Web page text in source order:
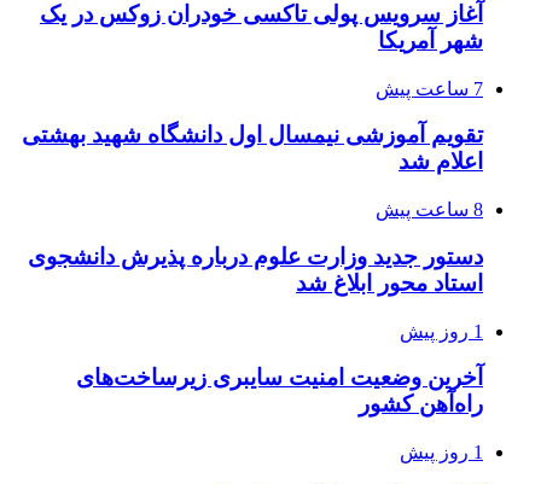
آغاز سرویس پولی تاکسی خودران زوکس در یک
شهر آمریکا
7 ساعت پیش
تقویم آموزشی نیمسال اول دانشگاه شهید بهشتی
اعلام شد
8 ساعت پیش
دستور جدید وزارت علوم درباره پذیرش دانشجوی
استاد محور ابلاغ شد
1 روز پیش
آخرین وضعیت امنیت سایبری زیرساخت‌های
راه‌آهن کشور
1 روز پیش